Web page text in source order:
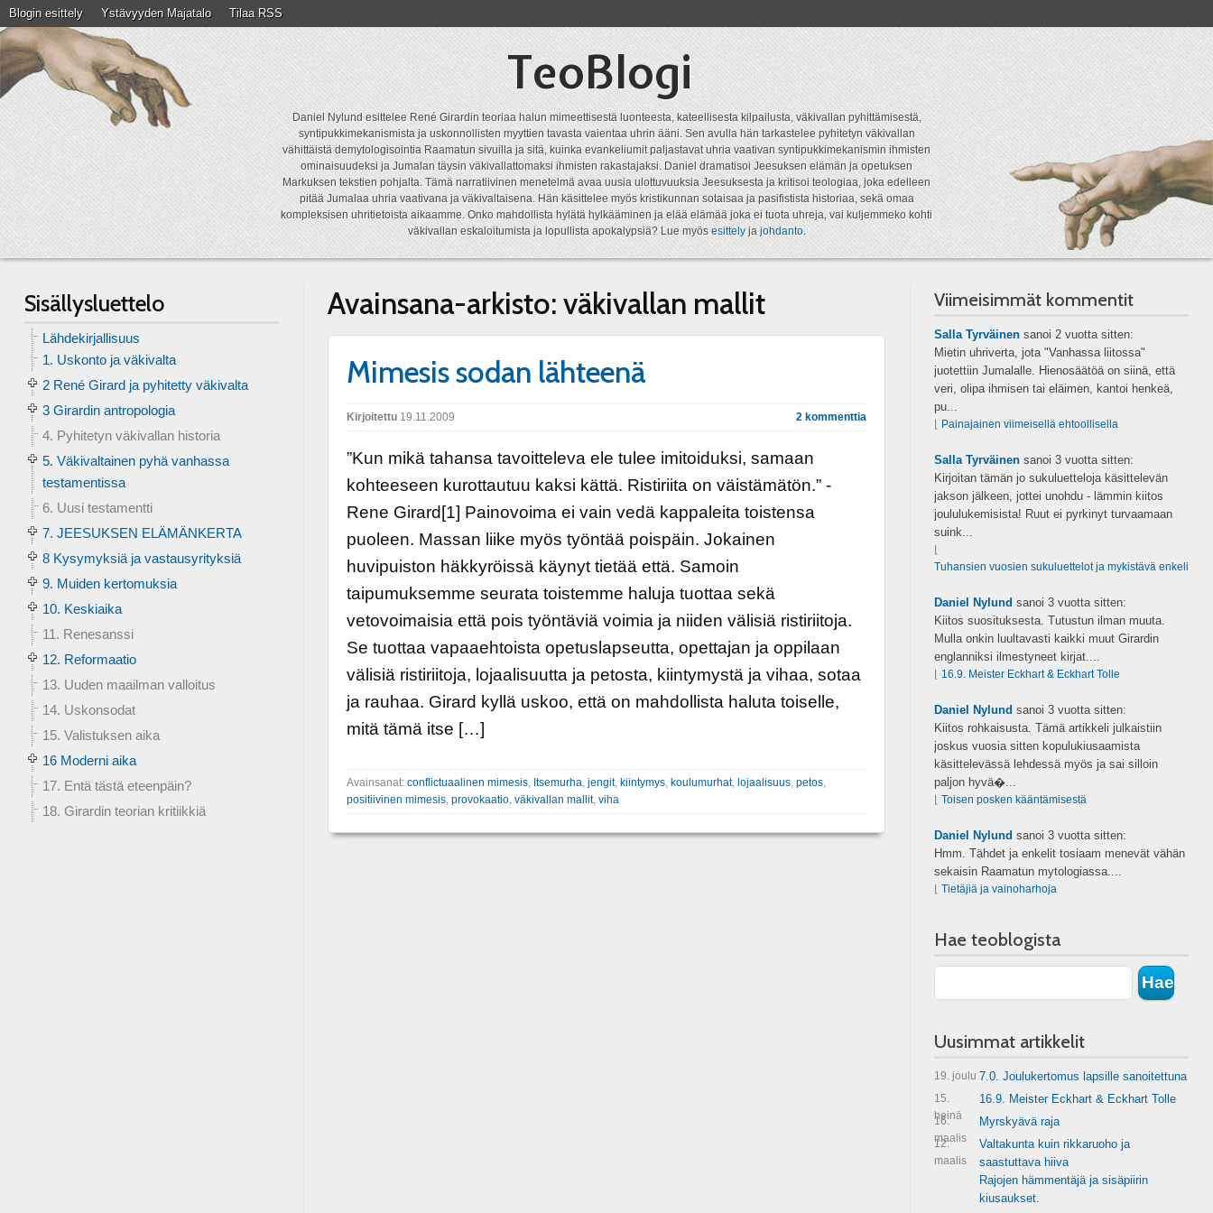
Blogin esittely Ystävyyden Majatalo Tilaa RSS
TeoBlogi
Daniel Nylund esittelee René Girardin teoriaa halun mimeettisestä luonteesta, kateellisesta kilpailusta, väkivallan pyhittämisestä,
syntipukkimekanismista ja uskonnollisten myyttien tavasta vaientaa uhrin ääni. Sen avulla hän tarkastelee pyhitetyn väkivallan
vähittäistä demytologisointia Raamatun sivuilla ja sitä, kuinka evankeliumit paljastavat uhria vaativan syntipukkimekanismin ihmisten
ominaisuudeksi ja Jumalan täysin väkivallattomaksi ihmisten rakastajaksi. Daniel dramatisoi Jeesuksen elämän ja opetuksen
Markuksen tekstien pohjalta. Tämä narratiivinen menetelmä avaa uusia ulottuvuuksia Jeesuksesta ja kritisoi teologiaa, joka edelleen
pitää Jumalaa uhria vaativana ja väkivaltaisena. Hän käsittelee myös kristikunnan sotaisaa ja pasifistista historiaa, sekä omaa
kompleksisen uhritietoista aikaamme. Onko mahdollista hylätä hylkääminen ja elää elämää joka ei tuota uhreja, vai kuljemmeko kohti
väkivallan eskaloitumista ja lopullista apokalypsiä? Lue myösesittelyjajohdanto.
Avainsana-arkisto: väkivallan mallit
Mimesis sodan lähteenä
Kirjoitettu19.11.2009 2 kommenttia
”Kun mikä tahansa tavoitteleva ele tulee imitoiduksi, samaan
kohteeseen kurottautuu kaksi kättä. Ristiriita on väistämätön.” -
Rene Girard[1] Painovoima ei vain vedä kappaleita toistensa
puoleen. Massan liike myös työntää poispäin. Jokainen
huvipuiston häkkyröissä käynyt tietää että. Samoin
taipumuksemme seurata toistemme haluja tuottaa sekä
vetovoimaisia että pois työntäviä voimia ja niiden välisiä ristiriitoja.
Se tuottaa vapaaehtoista opetuslapseutta, opettajan ja oppilaan
välisiä ristiriitoja, lojaalisuutta ja petosta, kiintymystä ja vihaa, sotaa
ja rauhaa. Girard kyllä uskoo, että on mahdollista haluta toiselle,
mitä tämä itse […]
Avainsanat: conflictuaalinen mimesis, Itsemurha jengit, kiintymys, koulumurhat, lojaalisuus, petos,
positiivinen mimesis, provokaatio, väkivallan mallit, viha
Sisällysluettelo
Lähdekirjallisuus
1. Uskonto ja väkivalta
2 René Girard ja pyhitetty väkivalta
3 Girardin antropologia
4. Pyhitetyn väkivallan historia
5. Väkivaltainen pyhä vanhassa
testamentissa
6. Uusi testamentti
7. JEESUKSEN ELÄMÄNKERTA
8 Kysymyksiä ja vastausyrityksiä
9. Muiden kertomuksia
10. Keskiaika
11. Renesanssi
12. Reformaatio
13. Uuden maailman valloitus
14. Uskonsodat
15. Valistuksen aika
16 Moderni aika
17. Entä tästä eteenpäin?
18. Girardin teorian kritiikkiä
Viimeisimmät kommentit
Salla Tyrväinensanoi 2 vuotta sitten:
Mietin uhriverta, jota "Vanhassa liitossa"
juotettiin Jumalalle. Hienosäätöä on siinä, että
veri, olipa ihmisen tai eläimen, kantoi henkeä,
pu...
Painajainen viimeisellä ehtoollisella
Salla Tyrväinensanoi 3 vuotta sitten:
Kirjoitan tämän jo sukuluetteloja käsittelevän
jakson jälkeen, jottei unohdu - lämmin kiitos
joululukemisista! Ruut ei pyrkinyt turvaamaan
suink...
Tuhansien vuosien sukuluettelot ja mykistävä enkeli
Daniel Nylund sanoi 3 vuotta sitten:
Kiitos suosituksesta. Tutustun ilman muuta.
Mulla onkin luultavasti kaikki muut Girardin
englanniksi ilmestyneet kirjat....
16.9. Meister Eckhart & Eckhart Tolle
Daniel Nylund sanoi 3 vuotta sitten:
Kiitos rohkaisusta. Tämä artikkeli julkaistiin
joskus vuosia sitten kopulukiusaamista
käsittelevässä lehdessä myös ja sai silloin
paljon hyvä�...
Toisen posken kääntämisestä
Daniel Nylund sanoi 3 vuotta sitten:
Hmm. Tähdet ja enkelit tosiaam menevät vähän
sekaisin Raamatun mytologiassa....
Tietäjiä ja vainoharhoja
Hae teoblogista
Uusimmat artikkelit
19. joulu 7.0. Joulukertomus lapsille sanoitettuna
15.
heinä
16.9. Meister Eckhart & Eckhart Tolle
16.
maalis
Myrskyävä raja
12.
maalis
Valtakunta kuin rikkaruoho ja
saastuttava hiiva
Rajojen hämmentäjä ja sisäpiirin
kiusaukset.